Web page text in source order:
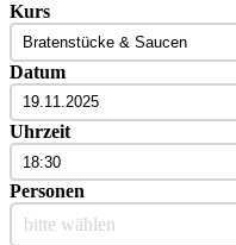
Kurs
Datum
Uhrzeit
Personen
bitte wählen